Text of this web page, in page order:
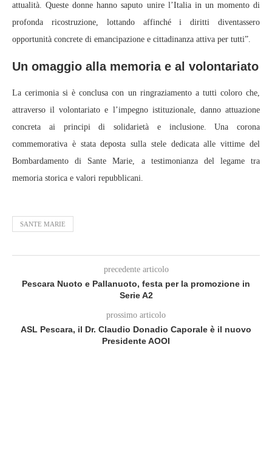
attualità. Queste donne hanno saputo unire l’Italia in un momento di
profonda ricostruzione, lottando affinché i diritti diventassero
opportunità concrete di emancipazione e cittadinanza attiva per tutti”.
Un omaggio alla memoria e al volontariato
La cerimonia si è conclusa con un ringraziamento a tutti coloro che,
attraverso il volontariato e l’impegno istituzionale, danno attuazione
concreta ai principi di solidarietà e inclusione. Una corona
commemorativa è stata deposta sulla stele dedicata alle vittime del
Bombardamento di Sante Marie, a testimonianza del legame tra
memoria storica e valori repubblicani.
SANTE MARIE
precedente articolo
Pescara Nuoto e Pallanuoto, festa per la promozione in
Serie A2
prossimo articolo
ASL Pescara, il Dr. Claudio Donadio Caporale è il nuovo
Presidente AOOI